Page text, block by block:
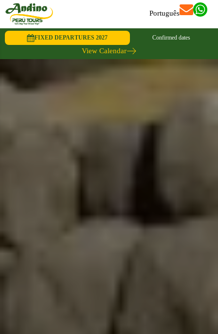
Português
FIXED DEPARTURES 2027 Confirmed dates
View Calendar